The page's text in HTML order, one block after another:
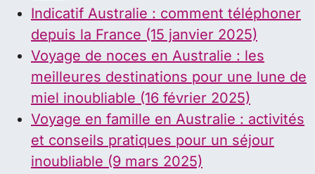
Indicatif Australie : comment téléphoner
depuis la France (15 janvier 2025)
Voyage de noces en Australie : les
meilleures destinations pour une lune de
miel inoubliable (16 février 2025)
Voyage en famille en Australie : activités
et conseils pratiques pour un séjour
inoubliable (9 mars 2025)